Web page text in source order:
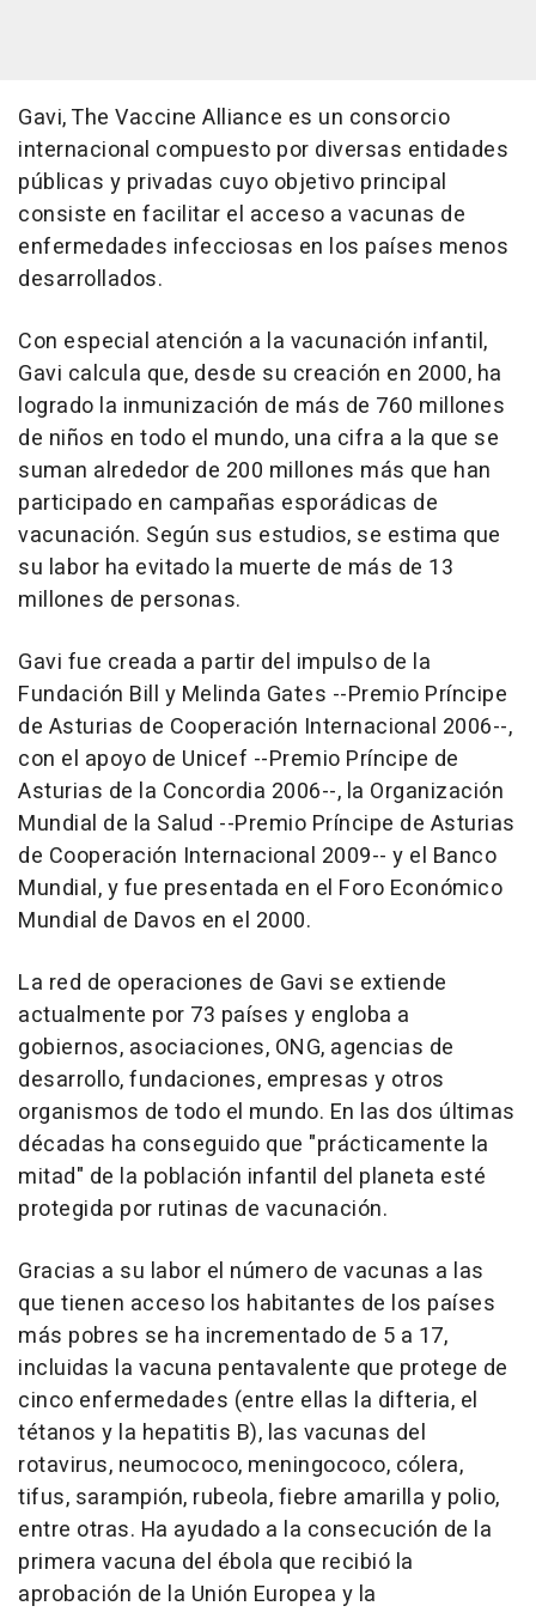
Gavi, The Vaccine Alliance es un consorcio
internacional compuesto por diversas entidades
públicas y privadas cuyo objetivo principal
consiste en facilitar el acceso a vacunas de
enfermedades infecciosas en los países menos
desarrollados.
Con especial atención a la vacunación infantil,
Gavi calcula que, desde su creación en 2000, ha
logrado la inmunización de más de 760 millones
de niños en todo el mundo, una cifra a la que se
suman alrededor de 200 millones más que han
participado en campañas esporádicas de
vacunación. Según sus estudios, se estima que
su labor ha evitado la muerte de más de 13
millones de personas.
Gavi fue creada a partir del impulso de la
Fundación Bill y Melinda Gates --Premio Príncipe
de Asturias de Cooperación Internacional 2006--,
con el apoyo de Unicef --Premio Príncipe de
Asturias de la Concordia 2006--, la Organización
Mundial de la Salud --Premio Príncipe de Asturias
de Cooperación Internacional 2009-- y el Banco
Mundial, y fue presentada en el Foro Económico
Mundial de Davos en el 2000.
La red de operaciones de Gavi se extiende
actualmente por 73 países y engloba a
gobiernos, asociaciones, ONG, agencias de
desarrollo, fundaciones, empresas y otros
organismos de todo el mundo. En las dos últimas
décadas ha conseguido que "prácticamente la
mitad" de la población infantil del planeta esté
protegida por rutinas de vacunación.
Gracias a su labor el número de vacunas a las
que tienen acceso los habitantes de los países
más pobres se ha incrementado de 5 a 17,
incluidas la vacuna pentavalente que protege de
cinco enfermedades (entre ellas la difteria, el
tétanos y la hepatitis B), las vacunas del
rotavirus, neumococo, meningococo, cólera,
tifus, sarampión, rubeola, fiebre amarilla y polio,
entre otras. Ha ayudado a la consecución de la
primera vacuna del ébola que recibió la
aprobación de la Unión Europea y la